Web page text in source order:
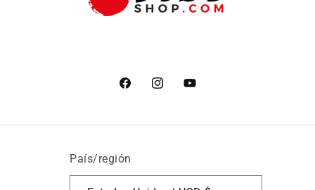
FacebookInstagramYouTube
País/región